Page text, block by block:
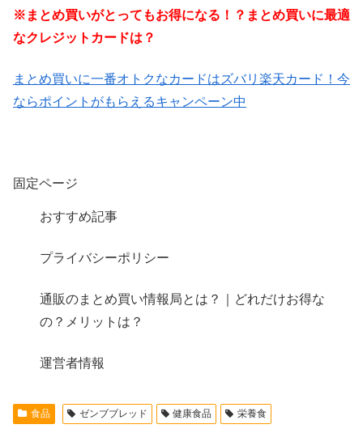
※まとめ買いがとってもお得になる！？まとめ買いに最適
なクレジットカードは？
まとめ買いに一番オトクなカードはズバリ楽天カード！今
ならポイントがもらえるキャンペーン中
固定ページ
おすすめ記事
プライバシーポリシー
通販のまとめ買い情報局とは？｜どれだけお得な
の？メリットは？
運営者情報
食品 ゼンブブレッド 健康食品 栄養食